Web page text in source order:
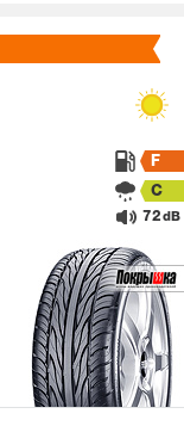
F
C
72 dB